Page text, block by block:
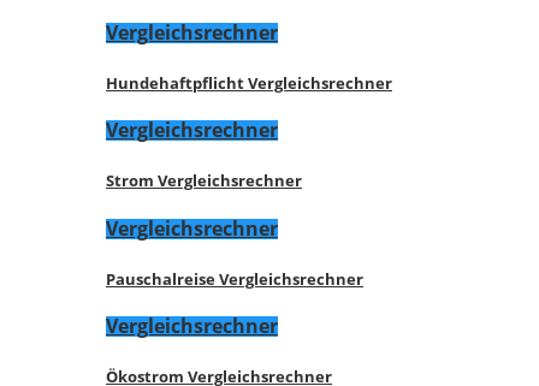
Vergleichsrechner
Hundehaftpflicht Vergleichsrechner
Vergleichsrechner
Strom Vergleichsrechner
Vergleichsrechner
Pauschalreise Vergleichsrechner
Vergleichsrechner
Ökostrom Vergleichsrechner